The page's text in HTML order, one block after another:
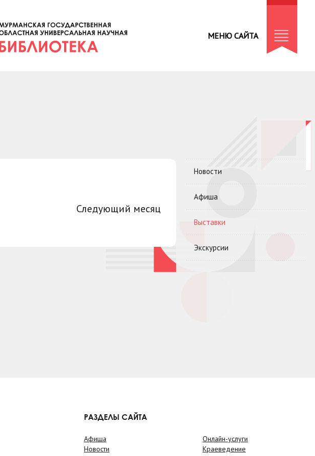
МЕНЮ САЙТА
Следующий месяц
Новости
Афиша
Выставки
Экскурсии
РАЗДЕЛЫ САЙТА
Афиша
Новости
Онлайн-услуги
Краеведение